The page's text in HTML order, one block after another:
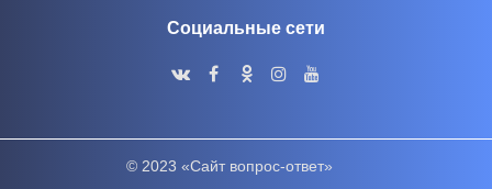
Социальные сети
© 2023 «Сайт вопрос-ответ»